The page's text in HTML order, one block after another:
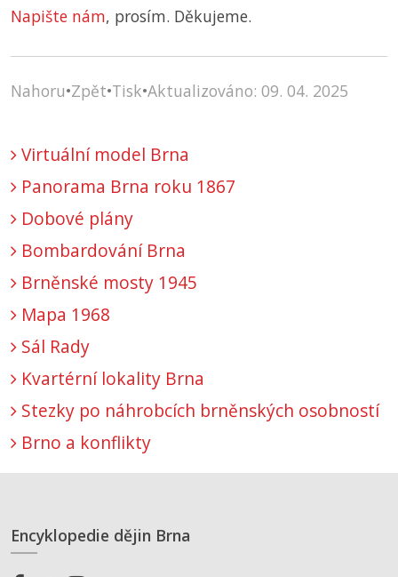
Napište nám, prosím. Děkujeme.
Nahoru•Zpět•Tisk•Aktualizováno: 09. 04. 2025
Virtuální model Brna
Panorama Brna roku 1867
Dobové plány
Bombardování Brna
Brněnské mosty 1945
Mapa 1968
Sál Rady
Kvartérní lokality Brna
Stezky po náhrobcích brněnských osobností
Brno a konflikty
Encyklopedie dějin Brna